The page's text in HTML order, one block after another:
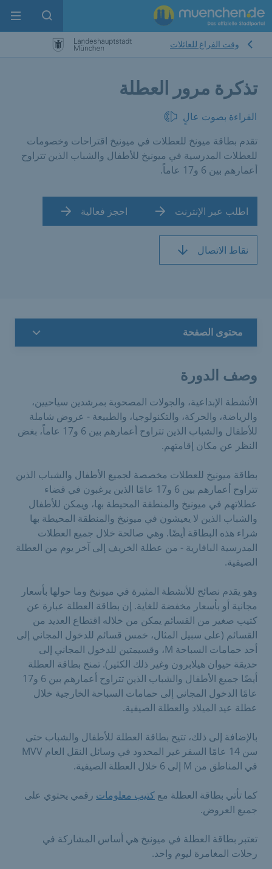
search
وقت الفراغ للعائلات
تذكرة مرور العطلة
القراءة بصوت عالٍ
تقدم بطاقة ميونخ للعطلات في ميونيخ اقتراحات وخصومات
للعطلات المدرسية في ميونيخ للأطفال والشباب الذين تتراوح
أعمارهم بين 6 و17 عاماً.
اطلب عبر الإنترنت احجز فعالية
نقاط الاتصال
محتوى الصفحة
وصف الدورة
الأنشطة الإبداعية، والجولات المصحوبة بمرشدين سياحيين،
والرياضة، والحركة، والتكنولوجيا، والطبيعة - عروض شاملة
للأطفال والشباب الذين تتراوح أعمارهم بين 6 و17 عاماً، بغض
النظر عن مكان إقامتهم.
بطاقة ميونيخ للعطلات مخصصة لجميع الأطفال والشباب الذين
تتراوح أعمارهم بين 6 و17 عامًا الذين يرغبون في قضاء
عطلاتهم في ميونيخ والمنطقة المحيطة بها، ويمكن للأطفال
والشباب الذين لا يعيشون في ميونيخ والمنطقة المحيطة بها
شراء هذه البطاقة أيضًا. وهي صالحة خلال جميع العطلات
المدرسية البافارية - من عطلة الخريف إلى آخر يوم من العطلة
الصيفية.
وهو يقدم نصائح للأنشطة المثيرة في ميونيخ وما حولها بأسعار
مجانية أو بأسعار مخفضة للغاية. إن بطاقة العطلة عبارة عن
كتيب صغير من القسائم يمكن من خلاله اقتطاع العديد من
القسائم (على سبيل المثال، خمس قسائم للدخول المجاني إلى
أحد حمامات السباحة M، وقسيمتين للدخول المجاني إلى
حديقة حيوان هيلابرون وغير ذلك الكثير). تمنح بطاقة العطلة
أيضًا جميع الأطفال والشباب الذين تتراوح أعمارهم بين 6 و17
عامًا الدخول المجاني إلى حمامات السباحة الخارجية خلال
عطلة عيد الميلاد والعطلة الصيفية.
بالإضافة إلى ذلك، تتيح بطاقة العطلة للأطفال والشباب حتى
سن 14 عامًا السفر غير المحدود في وسائل النقل العام MVV
في المناطق من M إلى 6 خلال العطلة الصيفية.
كما تأتي بطاقة العطلة مع كتيب معلومات رقمي يحتوي على
جميع العروض.
تعتبر بطاقة العطلة في ميونيخ هي أساس المشاركة في
رحلات المغامرة ليوم واحد.